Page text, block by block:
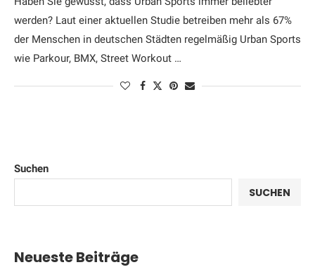
werden? Laut einer aktuellen Studie betreiben mehr als 67%
der Menschen in deutschen Städten regelmäßig Urban Sports
wie Parkour, BMX, Street Workout …
Suchen
SUCHEN
Neueste Beiträge